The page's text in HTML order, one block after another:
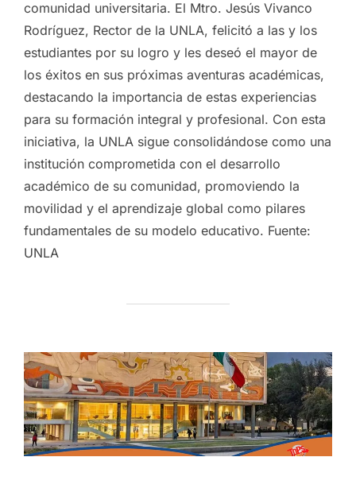
comunidad universitaria. El Mtro. Jesús Vivanco
Rodríguez, Rector de la UNLA, felicitó a las y los
estudiantes por su logro y les deseó el mayor de
los éxitos en sus próximas aventuras académicas,
destacando la importancia de estas experiencias
para su formación integral y profesional. Con esta
iniciativa, la UNLA sigue consolidándose como una
institución comprometida con el desarrollo
académico de su comunidad, promoviendo la
movilidad y el aprendizaje global como pilares
fundamentales de su modelo educativo. Fuente:
UNLA